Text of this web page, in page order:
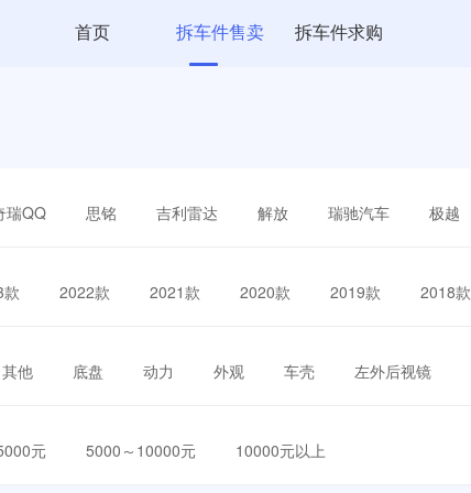
首页 拆车件售卖 拆车件求购
瑞QQ 思铭 吉利雷达 解放 瑞驰汽车 极越
2022款 2021款 2020款 2019款 2018款
其他 底盘 动力 外观 车壳 左外后视镜
元 5000～10000元 10000元以上